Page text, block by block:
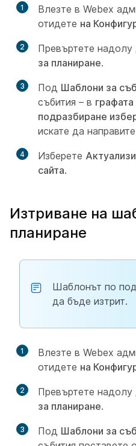
1
Влезте в Webex
отидете на
2 Превъртете надолу
за планиране.
3 Под Шаблони за
събития – в
подразбиране
искате да
4 Изберете
сайта.
Изтриване на
планиране
Шаблонът по
да бъде изтрит.
1
Влезте в Webex
отидете на
2 Превъртете надолу
за планиране.
3 Под Шаблони за